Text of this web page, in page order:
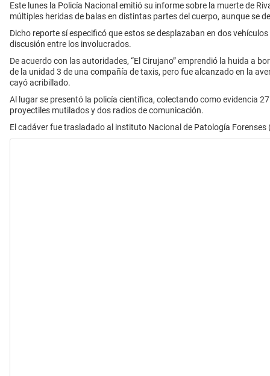
Este lunes la Policía Nacional emitió su informesobre la muerte de
múltiples heridas de balas en distintas partes del cuerpo, aunque se
Dicho reporte sí especificó que estos se desplazaban en dos
discusión entre los involucrados.
De acuerdo con las autoridades, “El Cirujano” emprendió la huida a
de la unidad 3 de una compañía de taxis, pero fue alcanzado en la
cayó acribillado.
Al lugar se presentó la policía científica, colectando como evidencia
proyectiles mutiladosy dos radios de comunicación.
El cadáver fue trasladado al instituto Nacional de Patología